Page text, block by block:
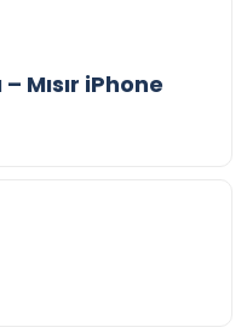
Mısır iPhone